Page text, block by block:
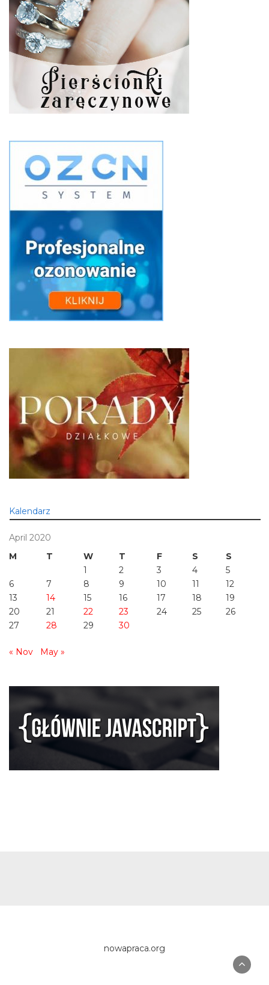
Kalendarz
April 2020
M
T W T F S
S
1
2 3 4
5
6
7 8 9 10 11
12
13
14 15 16 17 18
19
20
21 22 23 24 25
26
27
28 29 30
« Nov May »
nowapraca.org